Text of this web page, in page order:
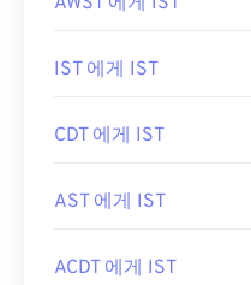
IST 에게 IST
CDT 에게 IST
AST 에게 IST
ACDT 에게 IST